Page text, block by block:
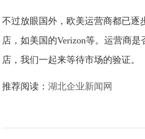
不过放眼国外，欧美运营商都已逐
店，如美国的Verizon等。运营商
店，我们一起来等待市场的验证。
推荐阅读：湖北企业新闻网